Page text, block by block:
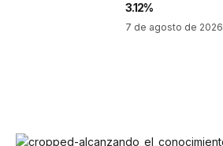
3.12%
7 de agosto de 2026